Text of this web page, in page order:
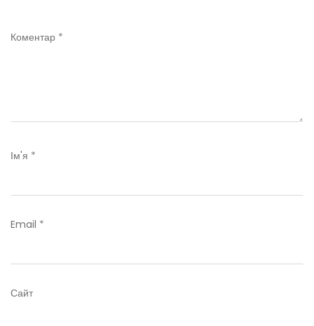
Коментар *
Ім'я *
Email *
Сайт